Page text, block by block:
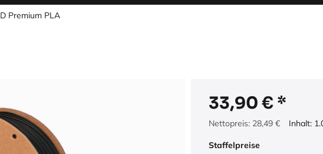
Premium PLA
33,90 €
Nettopreis: 28,49 € Inhalt:
Staffelpreise